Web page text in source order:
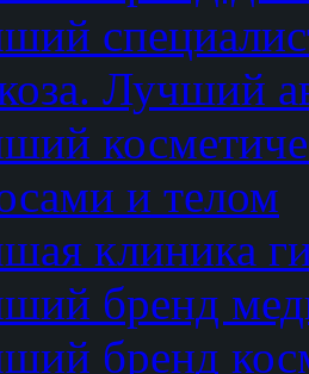
Лучший
и телом
клиника
бренд
бренд